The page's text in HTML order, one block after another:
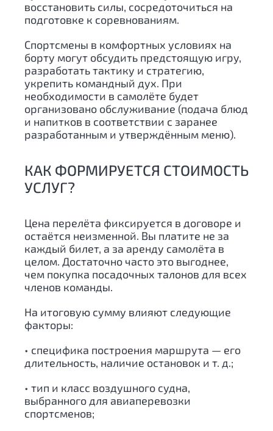
восстановить силы, сосредоточиться на
подготовке к соревнованиям.
Спортсмены в комфортных условиях на
борту могут обсудить предстоящую игру,
разработать тактику и стратегию,
укрепить командный дух. При
необходимости в самолёте будет
организовано обслуживание (подача блюд
и напитков в соответствии с заранее
разработанным и утверждённым меню).
КАК ФОРМИРУЕТСЯ СТОИМОСТЬ
УСЛУГ?
Цена перелёта фиксируется в договоре и
остаётся неизменной. Вы платите не за
каждый билет, а за аренду самолёта в
целом. Достаточно часто это выгоднее,
чем покупка посадочных талонов для всех
членов команды.
На итоговую сумму влияют следующие
факторы:
• специфика построения маршрута — его
длительность, наличие остановок и т. д.;
• тип и класс воздушного судна,
выбранного для авиаперевозки
спортсменов;